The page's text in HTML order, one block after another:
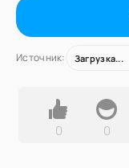
Источник: Загрузка...
0 0